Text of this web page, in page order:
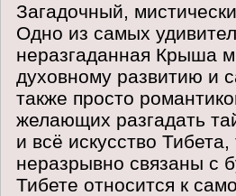
Загадочный,
Одно из самых
неразгаданная Крыша
духовному развитию и
также просто
желающих разгадать
и всё искусство
неразрывно связаны с
Тибете относится к